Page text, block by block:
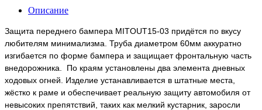
Описание
Защита переднего бампера MITOUT15-03 придётся по вкусу
любителям минимализма. Труба диаметром 60мм аккуратно
изгибается по форме бампера и защищает фронтальную часть
внедорожника.
По краям установлены два элемента дневных
ходовых огней. Изделие устанавливается в штатные места,
жёстко к раме и обеспечивает реальную защиту автомобиля от
невысоких препятствий, таких как мелкий кустарник, заросли